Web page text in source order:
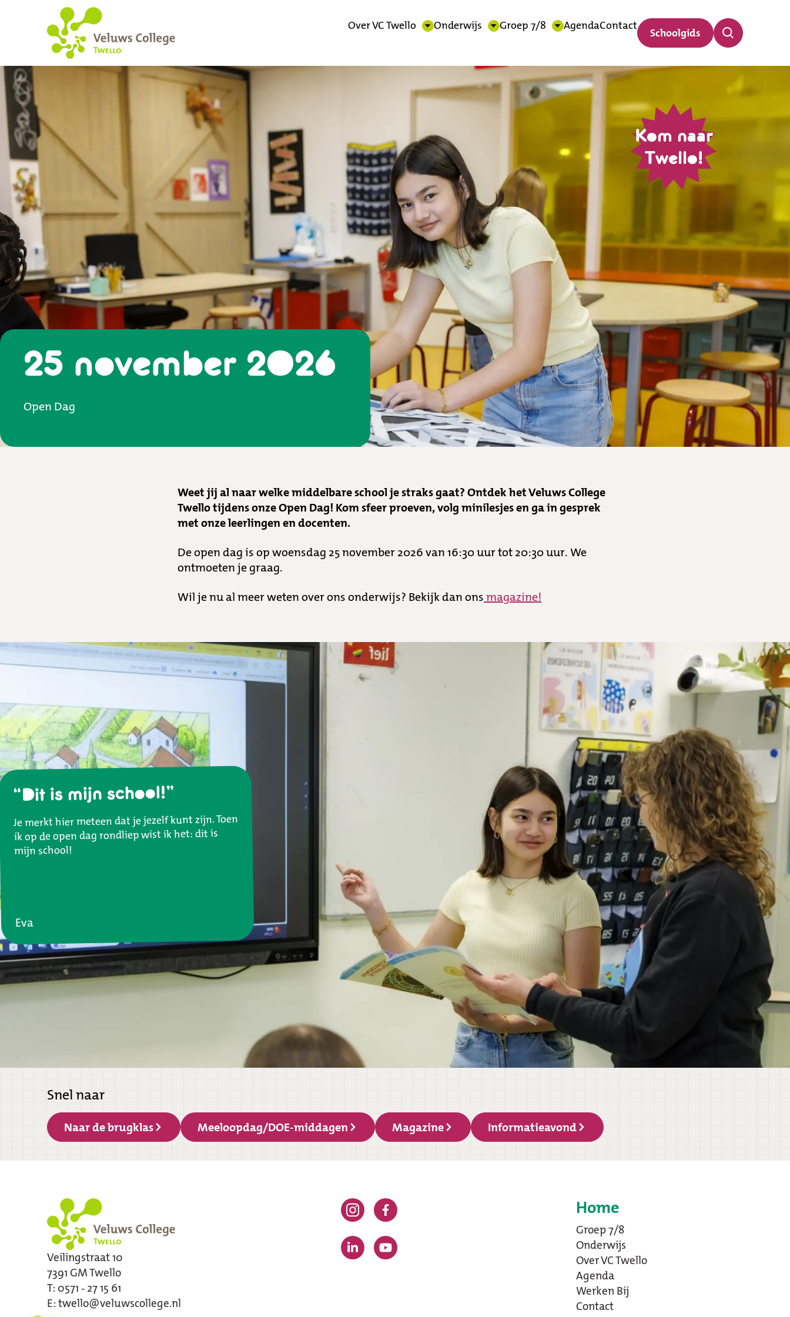
Over VC Twello Onderwijs Groep 7/8 AgendaContact
Schoolgids
Open dag
Kom naar
Twello!
25 november 2026
Open Dag
Weet jij al naar welke middelbare school je straks gaat? Ontdek het Veluws College
Twello tijdens onze Open Dag! Kom sfeer proeven, volg minilesjes en ga in gesprek
met onze leerlingen en docenten.
De open dag is op woensdag 25 november 2026 van 16:30 uur tot 20:30 uur. We
ontmoeten je graag.
Wil je nu al meer weten over ons onderwijs? Bekijk dan onsmagazine!
Dit is mijn school!
Je merkt hier meteen dat je jezelf kunt zijn. Toen
ik op de open dag rondliep wist ik het: dit is
mijn school!
Eva
Snel naar
Naar de brugklas Meeloopdag/DOE-middagen Magazine Informatieavond
Veilingstraat 10
7391 GMTwello
T: 0571 - 27 15 61
E: twello@veluwscollege.nl
Home
Groep 7/8
Onderwijs
Over VC Twello
Agenda
Werken Bij
Contact